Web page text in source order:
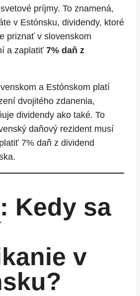
príjmy. To znamená,
v Estónsku, dividendy, ktoré
priznať v slovenskom
a zaplatiť 7% daň z
a Estónskom platí
dvojitého zdanenia,
dividendy ako také. To
daňový rezident musí
7% daň z dividend
Kedy sa
v